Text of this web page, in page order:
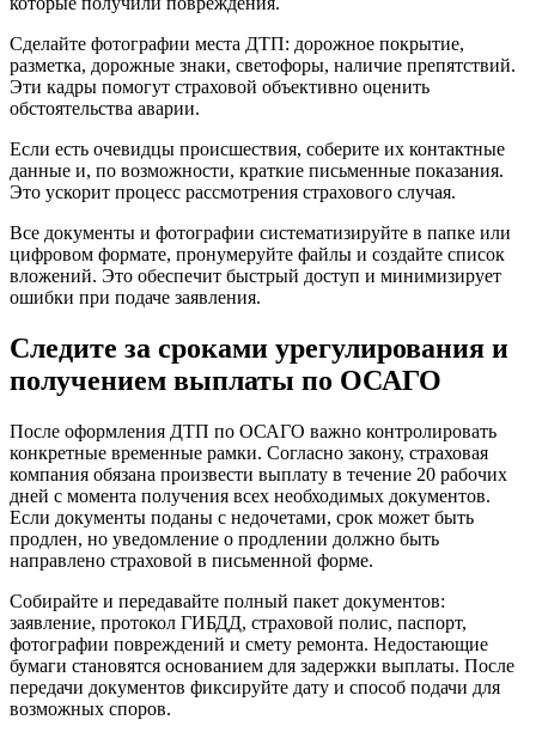
Сделайте фотографии места ДТП: дорожное покрытие,
разметка, дорожные знаки, светофоры, наличие препятствий.
Эти кадры помогут страховой объективно оценить
обстоятельства аварии.
Если есть очевидцы происшествия, соберите их контактные
данные и, по возможности, краткие письменные показания.
Это ускорит процесс рассмотрения страхового случая.
Все документы и фотографии систематизируйте в папке или
цифровом формате, пронумеруйте файлы и создайте список
вложений. Это обеспечит быстрый доступ и минимизирует
ошибки при подаче заявления.
Следите за сроками урегулирования и
получением выплаты по ОСАГО
После оформления ДТП по ОСАГО важно контролировать
конкретные временные рамки. Согласно закону, страховая
компания обязана произвести выплату в течение 20 рабочих
дней с момента получения всех необходимых документов.
Если документы поданы с недочетами, срок может быть
продлен, но уведомление о продлении должно быть
направлено страховой в письменной форме.
Собирайте и передавайте полный пакет документов:
заявление, протокол ГИБДД, страховой полис, паспорт,
фотографии повреждений и смету ремонта. Недостающие
бумаги становятся основанием для задержки выплаты. После
передачи документов фиксируйте дату и способ подачи для
возможных споров.